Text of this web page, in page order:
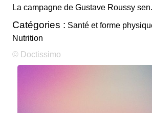
La campagne de Gustave Roussy
Catégories : Santé et forme
Nutrition
© Doctissimo